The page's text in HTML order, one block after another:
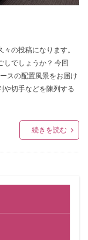
の投稿になります。
しでしょうか？ 今回
スの配置風景をお届け
や切手などを陳列する
続きを読む